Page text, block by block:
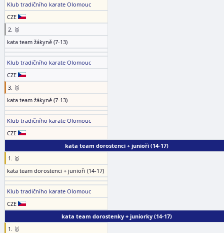
Klub tradičního karate Olomouc
CZE
2. 🥈
kata team žákyně (7-13)
Klub tradičního karate Olomouc
CZE
3. 🥉
kata team žákyně (7-13)
Klub tradičního karate Olomouc
CZE
kata team dorostenci + junioři (14-17)
1. 🥇
kata team dorostenci + junioři (14-17)
Klub tradičního karate Olomouc
CZE
kata team dorostenky + juniorky (14-17)
1. 🥇